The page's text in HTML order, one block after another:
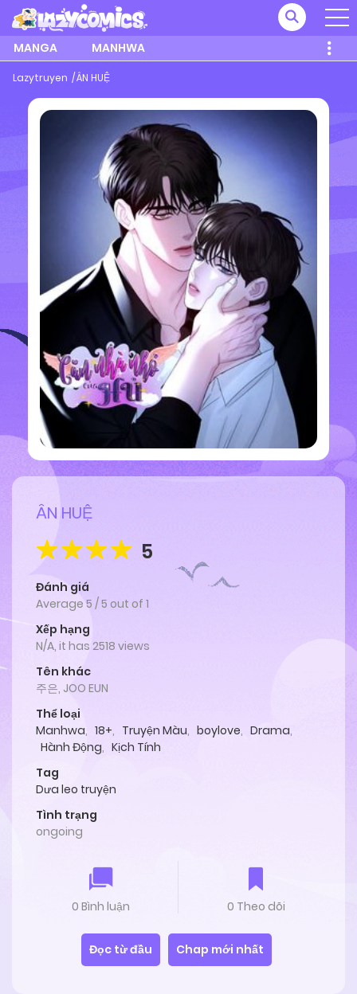
MANGA MANHWA
Lazytruyen ÂN HUỆ
ÂN HUỆ
5
Đánh giá
Average 5 /5 out of 1
Xếp hạng
N/A, it has 2518 views
Tên khác
주은, JOO EUN
Thể loại
Manhwa, 18+, Truyện Màu, boylove, Drama,
Hành Động, Kịch Tính
Tag
Dưa leo truyện
Tình trạng
ongoing
0 Bình luận 0 Theo dõi
Đọc từ đầu Chap mới nhất